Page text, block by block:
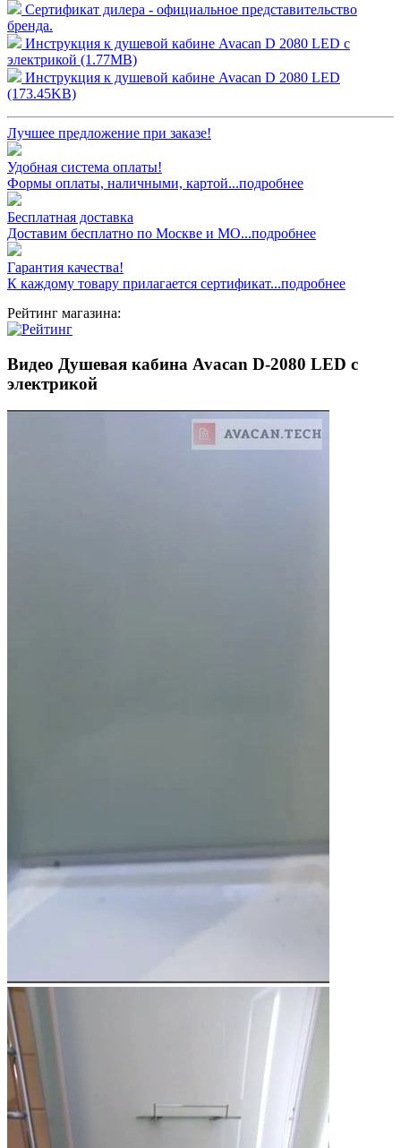
Сертификат дилера - официальное представительство
бренда.
Инструкция к душевой кабине Avacan D 2080 LED с
электрикой (1.77MB)
Инструкция к душевой кабине Avacan D 2080 LED
(173.45KB)
Лучшее предложение при заказе!
Удобная система оплаты!
Формы оплаты, наличными, картой...подробнее
Бесплатная доставка
Доставим бесплатно по Москве и МО...подробнее
Гарантия качества!
К каждому товару прилагается сертификат...подробнее
Рейтинг магазина:
Видео Душевая кабина Avacan D-2080 LED с
электрикой